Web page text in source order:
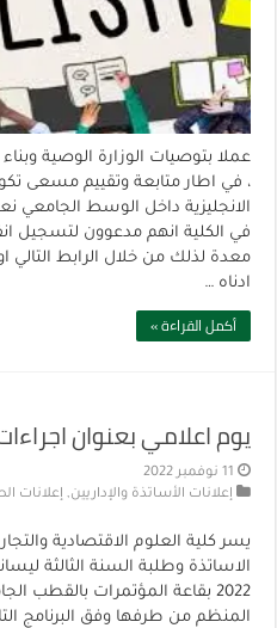
عملا بتوصيات الوزارة الوصية
، في اطار متابعة وتقييم مسعى
الانجليزية داخل الوسط الجامعي
في الكلية انهم مدعوون لتسجيل
معدة لذلك من خلال الرابط
ادناه …
أكمل القراءة »
يوم اعلامي بعنوان
11 نوفمبر 2022
إعلانات الأساتذة والإداريين, إعلانات
يسر كلية العلوم الاقتصادية
المنظم من طرفها وفق البرنامج